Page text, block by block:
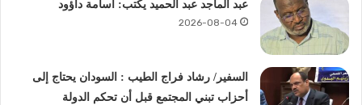
عبد الماجد عبد الحميد يكتب: أسامة داؤود
2026-08-04
السفير/ رشاد فراج الطيب : السودان يحتاج إلى
أحزاب تبني المجتمع قبل أن تحكم الدولة